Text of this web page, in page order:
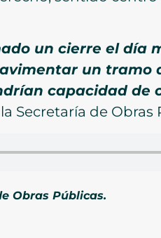
un cierre el día
un tramo
capacidad de
Secretaría de Obras
Obras Públicas.